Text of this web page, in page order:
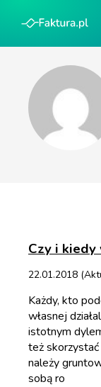
Czy i
22.01.2018
Każdy, kto
własnej
istotnym
też
należy
sobą ro